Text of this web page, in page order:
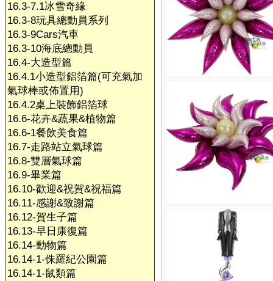
16.3-7.1冰雪奇緣
16.3-8玩具總動員系列
16.3-9Cars汽車
16.3-10海底總動員
16.4-大造型篇
16.4.1小造型鋁箔篇(可充氣加
氣球棒或佈置用)
16.4.2桌上裝飾鋁箔球
16.6-花卉&蔬果&植物篇
16.6-1餐飲美食篇
16.7-走路站立氣球篇
16.8-雙層氣球篇
16.9-畢業篇
16.10-歡迎&祝賀&祝福篇
16.11-感謝&致謝篇
16.12-賀生子篇
16.13-早日康復篇
16.14-動物篇
16.14-1-侏羅紀公園篇
16.14-1-鼠類篇